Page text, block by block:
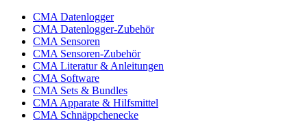
CMA Datenlogger
CMA Datenlogger-Zubehör
CMA Sensoren
CMA Sensoren-Zubehör
CMA Literatur & Anleitungen
CMA Software
CMA Sets & Bundles
CMA Apparate & Hilfsmittel
CMA Schnäppchenecke